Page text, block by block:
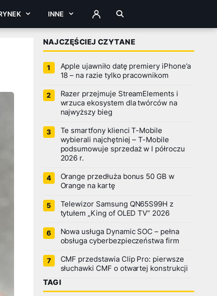
INNE ZALOGUJ
NAJCZĘŚCIEJ CZYTANE
Apple ujawniło datę premiery iPhone’a
18 – na razie tylko pracownikom
Razer przejmuje StreamElements i
wrzuca ekosystem dla twórców na
najwyższy bieg
Te smartfony klienci T-Mobile
wybierali najchętniej – T-Mobile
podsumowuje sprzedaż w I półroczu
2026 r.
Orange przedłuża bonus 50 GB w
Orange na kartę
Telewizor Samsung QN65S99H z
tytułem „King of OLED TV” 2026
Nowa usługa Dynamic SOC – pełna
obsługa cyberbezpieczeństwa firm
CMF przedstawia Clip Pro: pierwsze
słuchawki CMF o otwartej konstrukcji
TAGI